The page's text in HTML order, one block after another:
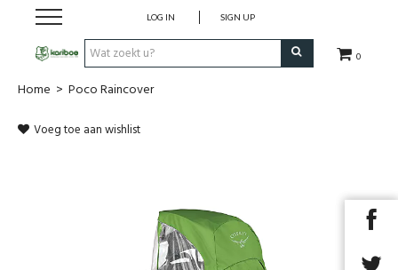
0
LOG IN SIGN UP
Cadeaubon
Home > Poco Raincover
Voeg toe aan wishlist